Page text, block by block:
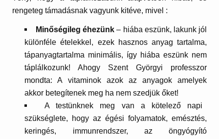
rengeteg támadásnak vagyunk kitéve, mivel :
Minőségileg éhezünk – hiába eszünk, lakunk jól
különféle ételekkel, ezek hasznos anyag tartalma,
tápanyagtartalma minimális, így hiába eszünk nem
táplálkozunk! Ahogy Szent Györgyi professzor
mondta: A vitaminok azok az anyagok amelyek
akkor betegítenek meg ha nem szedjük őket!
A testünknek meg van a kötelező napi
szükséglete, hogy az égési folyamatok, emésztés,
keringés, immunrendszer, az öngyógyító